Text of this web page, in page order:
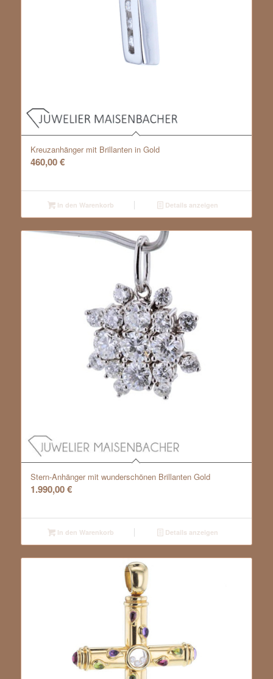
Kreuzanhänger mit Brillanten in Gold
460,00€
In den Warenkorb Details anzeigen
Stern-Anhänger mit wunderschönen Brillanten Gold
1.990,00€
In den Warenkorb Details anzeigen